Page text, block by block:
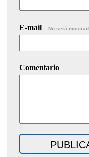
E-mail No será
Comentario